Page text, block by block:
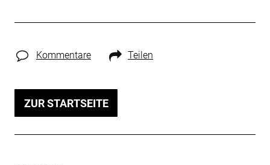
Kommentare Teilen
ZUR STARTSEITE